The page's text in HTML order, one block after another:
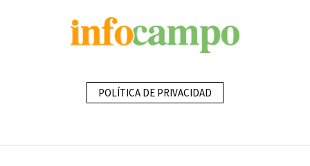
POLÍTICA DE PRIVACIDAD